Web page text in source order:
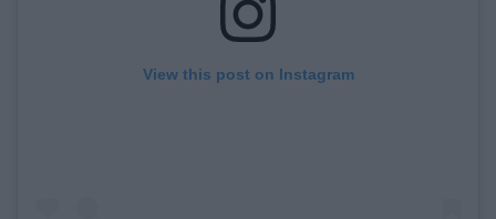
View this post on Instagram